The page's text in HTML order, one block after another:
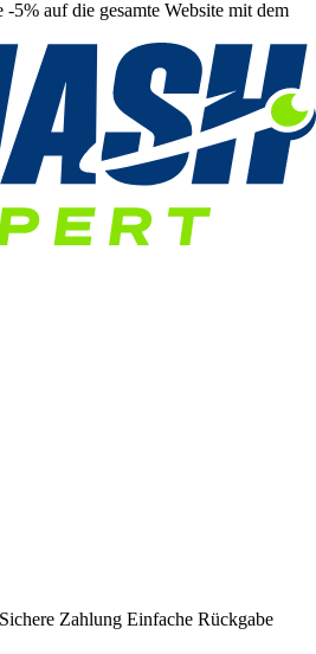
auf die gesamte Website mit dem
Sichere Zahlung Einfache Rückgabe